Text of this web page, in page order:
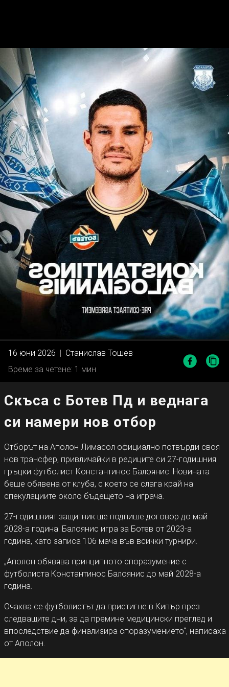
16 юни 2026 | Станислав Тошев
Време за четене: 1 мин
Скъса с Ботев Пд и веднага
си намери нов отбор
Отборът на Аполон Лимасол официално потвърди своя
нов трансфер, привличайки в редиците си 27-годишния
гръцки футболист Константинос Балоянис. Новината
беше обявена от клуба, с което се слага край на
спекулациите около бъдещето на играча.
27-годишният защитник ще подпише договор до май
2028-а година. Балоянис игра за Ботев от 2023-а
година, като записа 106 мача във всички турнири.
„Аполон обявява принципното споразумение с
футболиста Константинос Балоянис до май 2028-а
година.
Очаква се футболистът да пристигне в Кипър през
следващите дни, за да премине медицински преглед и
впоследствие да финализира споразумението“, написаха
от Аполон.